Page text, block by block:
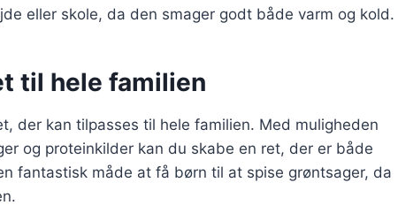
eller skole, da den smager godt både varm og kold.
til hele familien
der kan tilpasses til hele familien. Med muligheden
og proteinkilder kan du skabe en ret, der er både
fantastisk måde at få børn til at spise grøntsager, da